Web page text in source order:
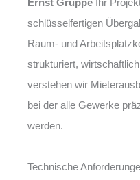
schlüsselfertigen
Raum- und
strukturiert,
verstehen wir
bei der alle Gewerke
werden.
Technische